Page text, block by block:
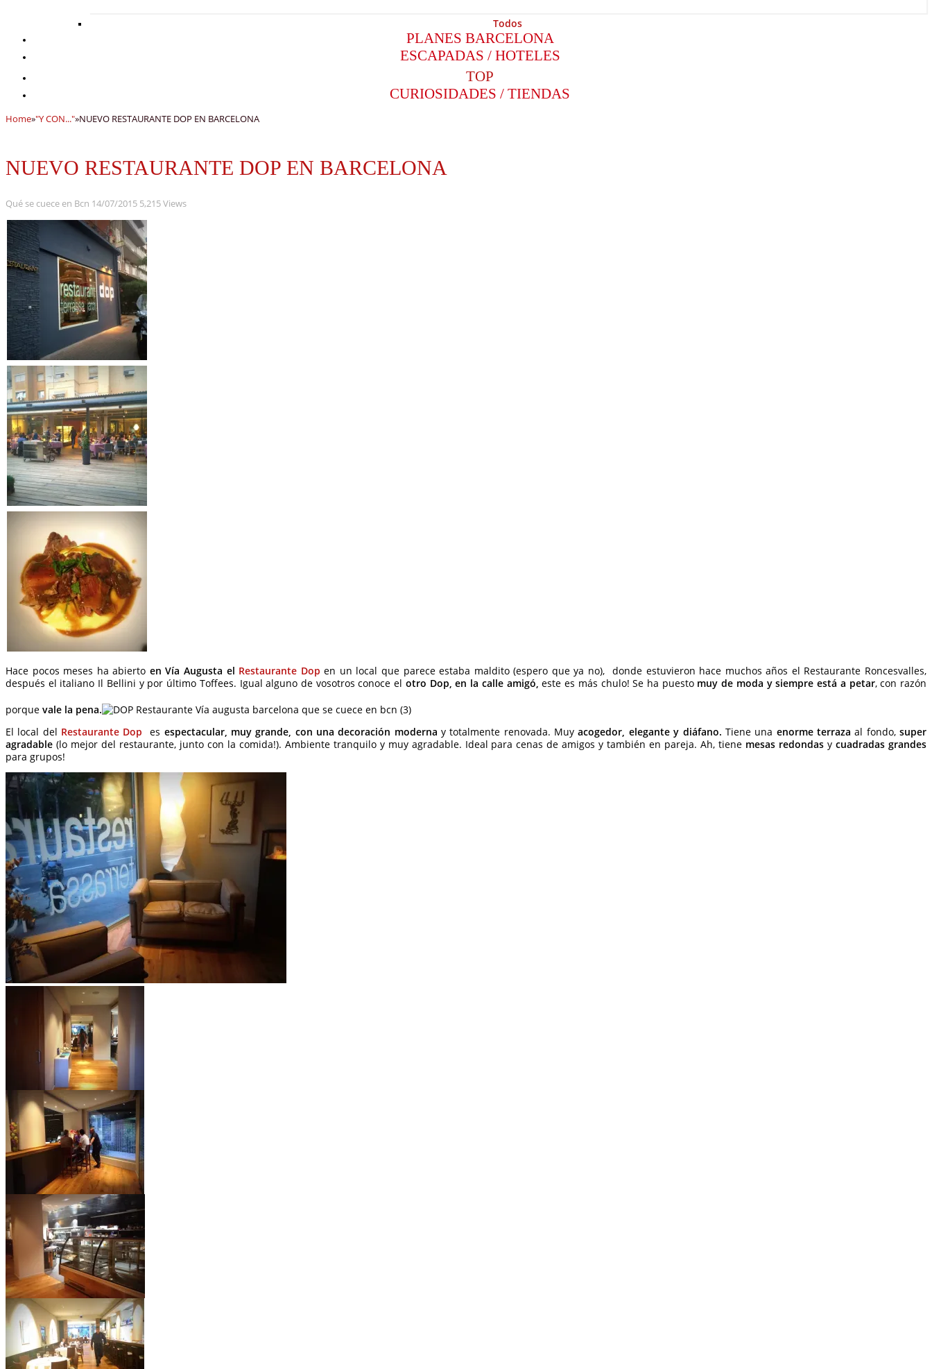
Todos
PLANES BARCELONA
ESCAPADAS / HOTELES
TOP
CURIOSIDADES / TIENDAS
Home»"Y CON..."»NUEVO RESTAURANTE DOP EN BARCELONA
NUEVO RESTAURANTE DOP EN BARCELONA
Qué se cuece en Bcn 14/07/2015 5,215 Views
Hace pocos meses ha abierto en Vía Augusta el Restaurante Dop en un local que parece estaba maldito (espero que ya no), donde estuvieron hace muchos años el Restaurante Roncesvalles,
después el italiano Il Bellini y por último Toffees. Igual alguno de vosotros conoce el otro Dop, en la calle amigó, este es más chulo! Se ha puesto muy de moda y siempre está a petar, con razón
porque vale la pena.
El local del Restaurante Dop es espectacular, muy grande, con una decoración moderna y totalmente renovada. Muyacogedor, elegante y diáfano. Tiene una enorme terraza al fondo,super
agradable (lo mejor del restaurante, junto con la comida!). Ambiente tranquilo y muy agradable. Ideal para cenas de amigos y también en pareja. Ah, tiene mesas redondas ycuadradas grandes
para grupos!